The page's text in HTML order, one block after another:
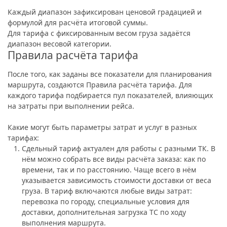
Каждый диапазон зафиксирован ценовой градацией и
формулой для расчёта итоговой суммы.
Для тарифа с фиксированным весом груза задаётся
диапазон весовой категории.
Правила расчёта тарифа
После того, как заданы все показатели для планирования
маршрута, создаются Правила расчёта тарифа. Для
каждого тарифа подбирается пул показателей, влияющих
на затраты при выполнении рейса.
Какие могут быть параметры затрат и услуг в разных
тарифах:
Сдельный тариф актуален для работы с разными ТК. В
нём можно собрать все виды расчёта заказа: как по
времени, так и по расстоянию. Чаще всего в нём
указывается зависимость стоимости доставки от веса
груза. В тариф включаются любые виды затрат:
перевозка по городу, специальные условия для
доставки, дополнительная загрузка ТС по ходу
выполнения маршрута.